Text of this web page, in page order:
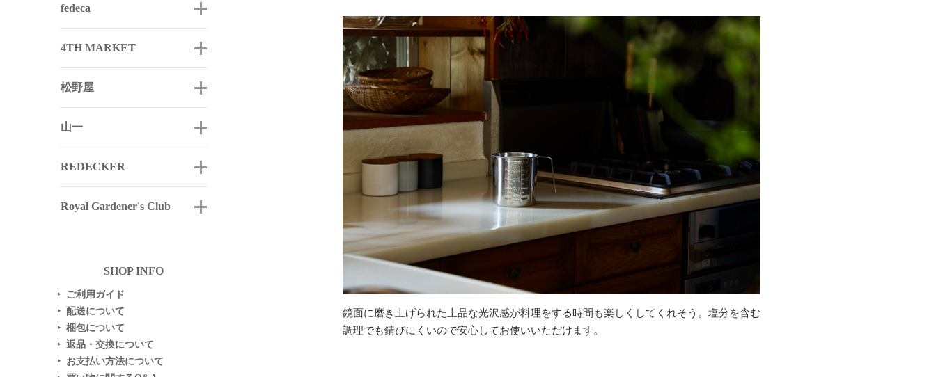
fedeca
4TH MARKET
松野屋
山一
REDECKER
Royal Gardener's Club
SHOP INFO
▶ ご利用ガイド
▶ 配送について
▶ 梱包について
▶ 返品・交換について
▶ お支払い方法について
鏡面に磨き上げられた上品な光沢感が料理をする時間も楽しくしてくれそう。塩分を含む
調理でも錆びにくいので安心してお使いいただけます。